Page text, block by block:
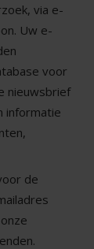
via e-
Uw e-
voor
nieuwsbrief
informatie
de